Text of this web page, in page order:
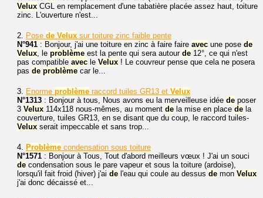
Velux CGL en remplacement d'une tabatière placée assez haut, toiture
zinc. L'ouverture n'est...
2. Pose de Velux sur toiture zinc faible pente
N°941 : Bonjour, j'ai une toiture en zinc à faire faire avec une pose de
Velux, le problème est la pente qui sera autour de 12°, ce qui n'est
pas compatible avec le Velux ! Le couvreur pense que cela ne posera
pas de problème car le...
3. Enorme problème raccord tuiles GR13 et Velux
N°1313 : Bonjour à tous, Nous avons eu la merveilleuse idée de poser
3 Velux 114x118 nous-mêmes, au moment de la mise en place de la
couverture, tuiles GR13, en se disant que du coup, le raccord tuiles-
Velux serait impeccable et sans trop...
4. Problème condensation sous toiture
N°1571 : Bonjour à Tous, Tout d'abord meilleurs vœux ! J'ai un souci
de condensation sous le pare vapeur et sous la toiture (ardoise),
lorsqu'il fait froid (hiver) j'ai de l'eau qui coule au dessus de mon Velux
j'ai donc décaissé et...